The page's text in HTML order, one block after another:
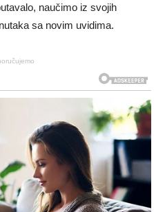
naučimo iz svojih
sa novim uvidima.